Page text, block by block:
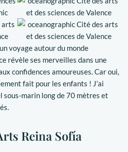
voyage autour du monde
révèle ses merveilles dans une
confidences amoureuses. Car oui,
fait pour les enfants ! J’ai
sous-marin long de 70 mètres et
Reina Sofía